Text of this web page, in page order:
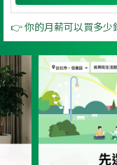
👉 你的月薪可以買多少